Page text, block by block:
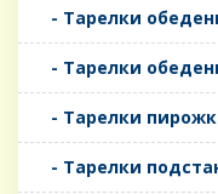
- Тарелки
- Тарелки
- Тарелки
- Тарелки